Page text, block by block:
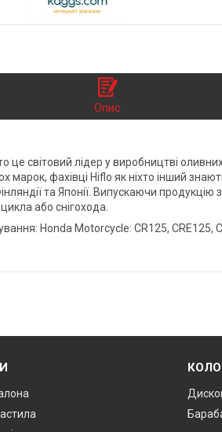
Опис
це світовий лідер у виробництві
марок, фахівці Hiflo як ніхто інший
та Японії. Випускаючи продукцію
або снігохода.
Honda Motorcycle: CR125, CRE125,